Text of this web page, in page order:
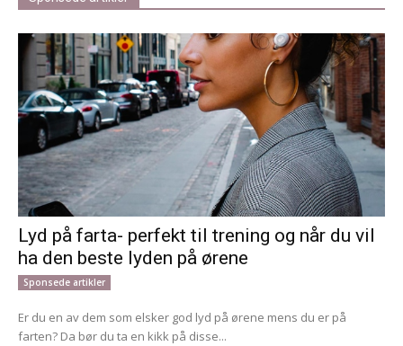
Lyd på farta- perfekt til trening og når du vil
ha den beste lyden på ørene
Sponsede artikler
Er du en av dem som elsker god lyd på ørene mens du er på
farten? Da bør du ta en kikk på disse...